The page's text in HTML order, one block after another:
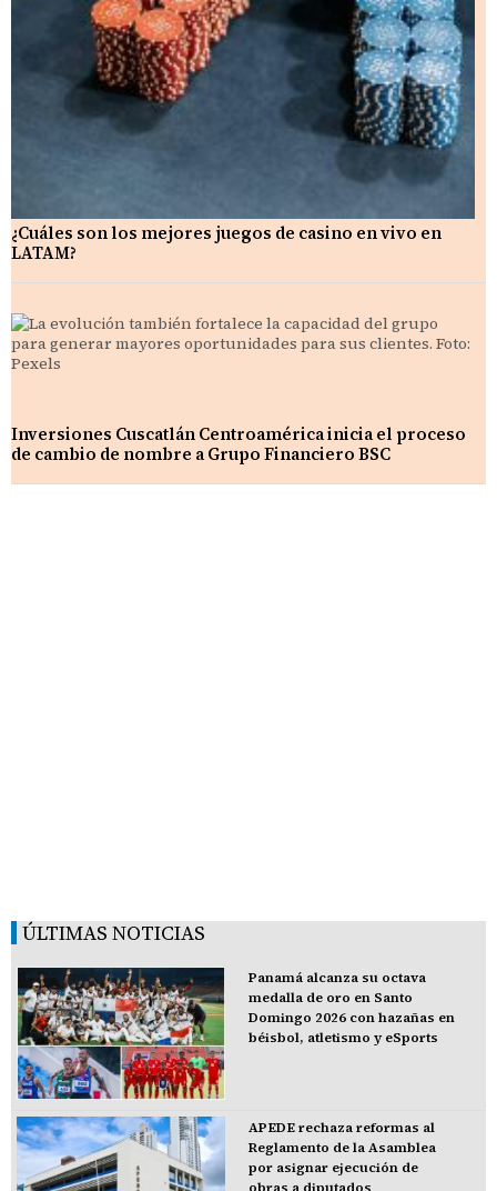
¿Cuáles son los mejores juegos de casino en vivo en
LATAM?
Inversiones Cuscatlán Centroamérica inicia el proceso
de cambio de nombre a Grupo Financiero BSC
ÚLTIMAS NOTICIAS
Panamá alcanza su octava
medalla de oro en Santo
Domingo 2026 con hazañas en
béisbol, atletismo y eSports
APEDE rechaza reformas al
Reglamento de la Asamblea
por asignar ejecución de
obras a diputados